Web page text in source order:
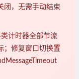
闭，无需手动结束
计时器全部节流
；修复窗口切换置